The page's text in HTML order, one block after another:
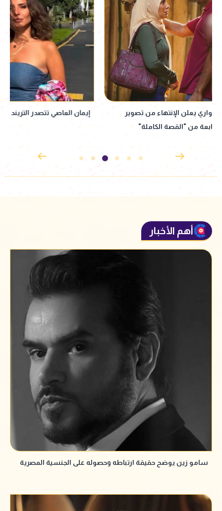
إيمان العاصي تتصدر التريند بإطلالة مميزة
ميرنا المهندس
مع ذكرى وفاتها
أهم الأخبار
سامو زين يوضح حقيقة ارتباطه وحصوله على الجنسية المصرية